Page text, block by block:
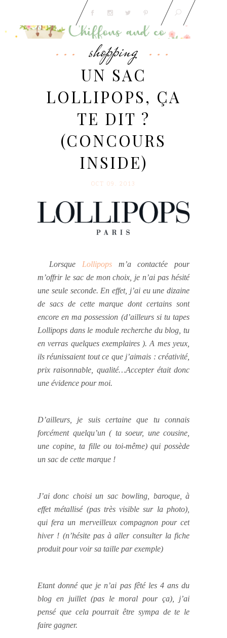
shopping
UN SAC
LOLLIPOPS, ÇA
TE DIT ?
(CONCOURS
INSIDE)
OCT 09. 2013
Lorsque Lollipops m’a contactée pour
m’offrir le sac de mon choix, je n’ai pas hésité
une seule seconde. En effet, j’ai eu une dizaine
de sacs de cette marque dont certains sont
encore en ma possession (d’ailleurs si tu tapes
Lollipops dans le module recherche du blog, tu
en verras quelques exemplaires ). A mes yeux,
ils réunissaient tout ce que j’aimais : créativité,
prix raisonnable, qualité…Accepter était donc
une évidence pour moi.
D’ailleurs, je suis certaine que tu connais
forcément quelqu’un ( ta soeur, une cousine,
une copine, ta fille ou toi-même) qui possède
un sac de cette marque !
J’ai donc choisi un sac bowling, baroque, à
effet métallisé (pas très visible sur la photo),
qui fera un merveilleux compagnon pour cet
hiver ! (n’hésite pas à aller consulter la fiche
produit pour voir sa taille par exemple)
Etant donné que je n’ai pas fêté les 4 ans du
blog en juillet (pas le moral pour ça), j’ai
pensé que cela pourrait être sympa de te le
faire gagner.